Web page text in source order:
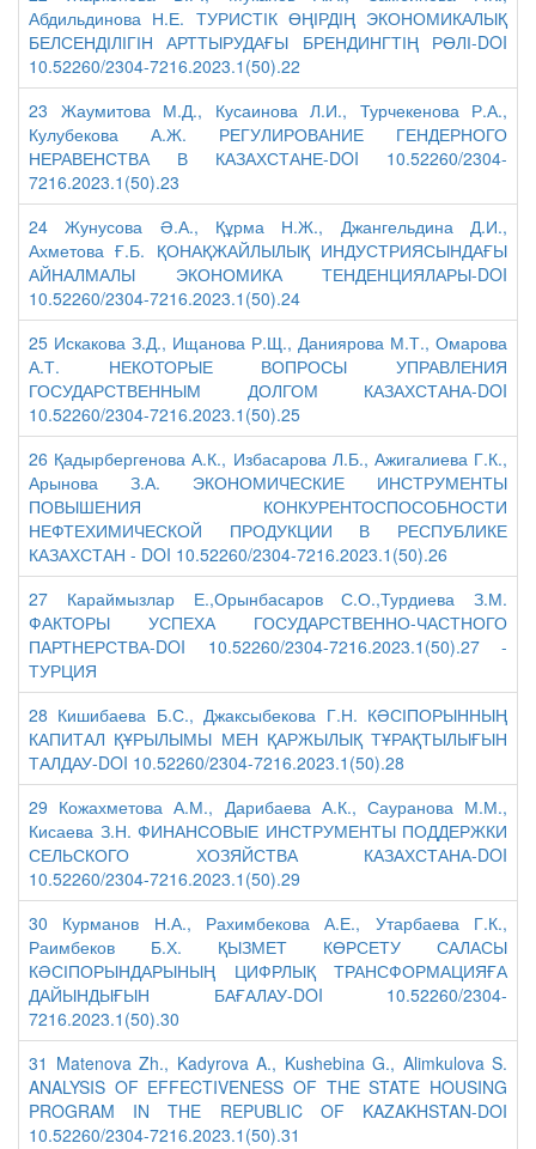
Абдильдинова Н.Е. ТУРИСТІК ӨҢІРДІҢ ЭКОНОМИКАЛЫҚ
БЕЛСЕНДІЛІГІН АРТТЫРУДАҒЫ БРЕНДИНГТІҢ РӨЛІ-DOI
10.52260/2304-7216.2023.1(50).22
23 Жаумитова М.Д., Кусаинова Л.И., Турчекенова Р.А.,
Кулубекова А.Ж. РЕГУЛИРОВАНИЕ ГЕНДЕРНОГО
НЕРАВЕНСТВА В КАЗАХСТАНЕ-DOI 10.52260/2304-
7216.2023.1(50).23
24 Жунусова Ә.А., Құрма Н.Ж., Джангельдина Д.И.,
Ахметова Ғ.Б. ҚОНАҚЖАЙЛЫЛЫҚ ИНДУСТРИЯСЫНДАҒЫ
АЙНАЛМАЛЫ ЭКОНОМИКА ТЕНДЕНЦИЯЛАРЫ-DOI
10.52260/2304-7216.2023.1(50).24
25 Искакова З.Д., Ищанова Р.Щ., Даниярова М.Т., Омарова
А.Т. НЕКОТОРЫЕ ВОПРОСЫ УПРАВЛЕНИЯ
ГОСУДАРСТВЕННЫМ ДОЛГОМ КАЗАХСТАНА-DOI
10.52260/2304-7216.2023.1(50).25
26 Қадырбергенова А.К., Избасарова Л.Б., Ажигалиева Г.К.,
Арынова З.А. ЭКОНОМИЧЕСКИЕ ИНСТРУМЕНТЫ
ПОВЫШЕНИЯ КОНКУРЕНТОСПОСОБНОСТИ
НЕФТЕХИМИЧЕСКОЙ ПРОДУКЦИИ В РЕСПУБЛИКЕ
КАЗАХСТАН - DOI 10.52260/2304-7216.2023.1(50).26
27 Караймызлар Е.,Орынбасаров С.О.,Турдиева З.М.
ФАКТОРЫ УСПЕХА ГОСУДАРСТВЕННО-ЧАСТНОГО
ПАРТНЕРСТВА-DOI 10.52260/2304-7216.2023.1(50).27 -
ТУРЦИЯ
28 Кишибаева Б.С., Джаксыбекова Г.Н. КӘСІПОРЫННЫҢ
КАПИТАЛ ҚҰРЫЛЫМЫ МЕН ҚАРЖЫЛЫҚ ТҰРАҚТЫЛЫҒЫН
ТАЛДАУ-DOI 10.52260/2304-7216.2023.1(50).28
29 Кожахметова А.М., Дарибаева А.К., Сауранова М.М.,
Кисаева З.Н. ФИНАНСОВЫЕ ИНСТРУМЕНТЫ ПОДДЕРЖКИ
СЕЛЬСКОГО ХОЗЯЙСТВА КАЗАХСТАНА-DOI
10.52260/2304-7216.2023.1(50).29
30 Курманов Н.А., Рахимбекова А.Е., Утарбаева Г.К.,
Раимбеков Б.Х. ҚЫЗМЕТ КӨРСЕТУ САЛАСЫ
КӘСІПОРЫНДАРЫНЫҢ ЦИФРЛЫҚ ТРАНСФОРМАЦИЯҒА
ДАЙЫНДЫҒЫН БАҒАЛАУ-DOI 10.52260/2304-
7216.2023.1(50).30
31 Matenova Zh., Kadyrova A., Kushebina G., Alimkulova S.
ANALYSIS OF EFFECTIVENESS OF THE STATE HOUSING
PROGRAM IN THE REPUBLIC OF KAZAKHSTAN-DOI
10.52260/2304-7216.2023.1(50).31